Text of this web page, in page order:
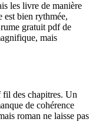
les livre de manière
est bien rythmée,
gratuit pdf de
mais
fil des chapitres. Un
de cohérence
roman ne laisse pas